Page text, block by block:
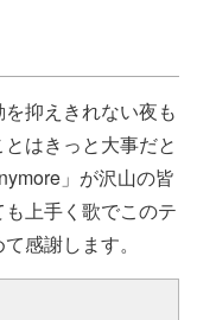
抑えきれない夜も
はきっと大事だと
」が沢山の皆
上手く歌でこのテ
感謝します。